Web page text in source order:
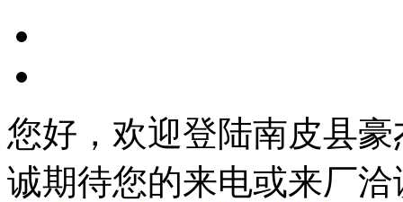
您好，欢迎登陆南皮县
诚期待您的来电或来厂洽